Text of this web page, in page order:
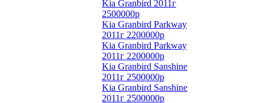
Kia Granbird 2011г
2500000р
Kia Granbird Parkway
2011г 2200000р
Kia Granbird Parkway
2011г 2200000р
Kia Granbird Sanshine
2011г 2500000р
Kia Granbird Sanshine
2011г 2500000р